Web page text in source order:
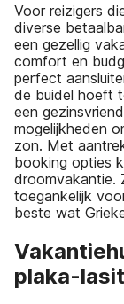
Voor reizigers
diverse
een gezellig
comfort en
perfect
de buidel hoeft
een
mogelijkheden
zon. Met
booking opties
droomvakantie.
toegankelijk
beste wat
plaka-